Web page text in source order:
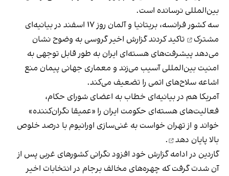
بین‌المللی نرسانده است.
سه کشور فرانسه، بریتانیا و آلمان روز ۱۷ اسفند
در بیانیه‌ای
مشترک
تاکید کردند گزارش اخیر گروسی به وضوح نشان
می‌دهد پیشرفت‌های هسته‌ای ایران به طور قابل توجهی به
امنیت بین‌المللی آسیب می‌زند و معماری جهانی پیمان منع
اشاعه سلاح‌های اتمی را تضعیف می‌کند.
آمریکا هم در بیانیه‌ای خطاب به اعضای شورای حکام،
فعالیت‌های هسته‌ای حکومت ایران را «عمیقا نگران‌کننده»
خواند و از تهران خواست به غنی‌سازی اورانیوم با درصد خلوص
بالاپایان دهد
.
گاردین در ادامه گزارش خود افزود نگرانی کشورهای غربی پس از
آن شدت گرفت که چهره‌های مخالف برجام در انتخابات اخیر